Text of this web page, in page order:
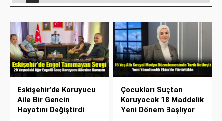
Eskişehir’de Koruyucu
Aile Bir Gencin
Hayatını Değiştirdi
Çocukları Suçtan
Koruyacak 18 Maddelik
Yeni Dönem Başlıyor